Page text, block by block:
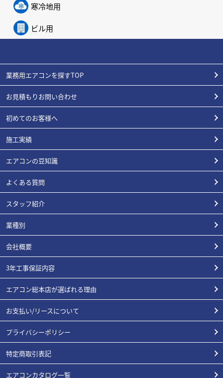
寒冷地用
ビル用
業務用エアコンを探すTOP
お見積もりお問い合わせ
初めてのお客様へ
施工実績
エアコンの豆知識
よくある質問
スタッフ紹介
業種別
会社概要
3年工事保証内容
エアコン総本店が選ばれる理由
お支払い/リースについて
プライバシーポリシー
特定商取引表記
エアコンカタログ一覧